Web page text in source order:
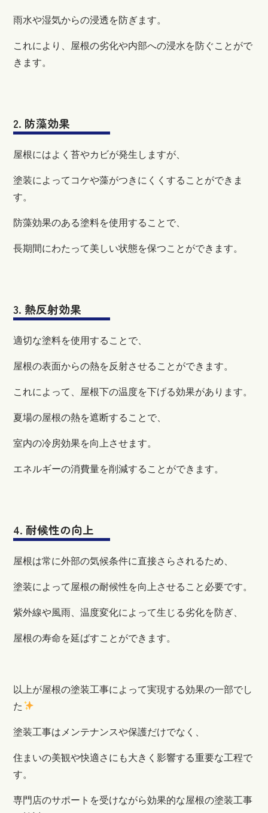
雨水や湿気からの浸透を防ぎます。
これにより、屋根の劣化や内部への浸水を防ぐことがで
きます。
2. 防藻効果
屋根にはよく苔やカビが発生しますが、
塗装によってコケや藻がつきにくくすることができま
す。
防藻効果のある塗料を使用することで、
長期間にわたって美しい状態を保つことができます。
3. 熱反射効果
適切な塗料を使用することで、
屋根の表面からの熱を反射させることができます。
これによって、屋根下の温度を下げる効果があります。
夏場の屋根の熱を遮断することで、
室内の冷房効果を向上させます。
エネルギーの消費量を削減することができます。
4. 耐候性の向上
屋根は常に外部の気候条件に直接さらされるため、
塗装によって屋根の耐候性を向上させること必要です。
紫外線や風雨、温度変化によって生じる劣化を防ぎ、
屋根の寿命を延ばすことができます。
以上が屋根の塗装工事によって実現する効果の一部でし
た
塗装工事はメンテナンスや保護だけでなく、
住まいの美観や快適さにも大きく影響する重要な工程で
す。
専門店のサポートを受けながら効果的な屋根の塗装工事